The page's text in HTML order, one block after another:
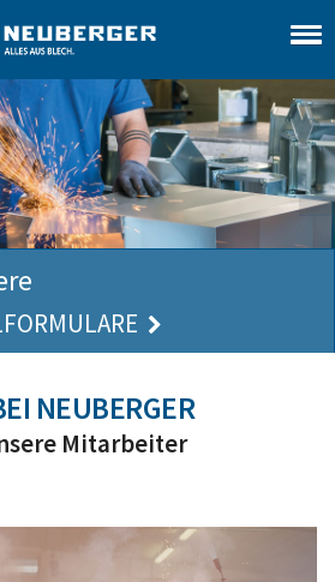
NEUBERGER
Mitarbeiter